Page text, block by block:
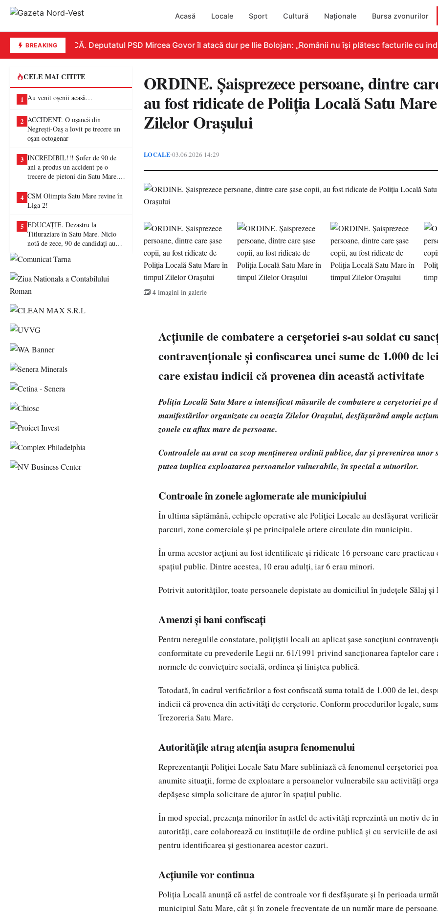
Acasă Locale Sport Cultură Naționale Bursa zvonurilor
BREAKINGREPLICĂ. Deputatul PSD Mircea Govor îl atacă dur pe Ilie Bolojan: „Românii nu își plătesc facturile cu
CELE MAI CITITE
1 Au venit oșenii acasă…
2 ACCIDENT. O oșancă din
Negrești-Oaș a lovit pe trecere un
oșan octogenar
3 INCREDIBIL!!! Șofer de 90 de
ani a produs un accident pe o
trecere de pietoni din Satu Mare. O
4 CSM Olimpia Satu Mare revine în
Liga 2!
5 EDUCAȚIE. Dezastru la
Titluraziare în Satu Mare. Nicio
notă de zece, 90 de candidați au
ORDINE. Șaisprezece persoane, dintre
au fost ridicate de Poliția Locală Satu
Zilelor Orașului
LOCALE•03.06.2026 14:29
4 imagini in galerie
Acțiunile de combatere a cerșetoriei s-au soldat cu
contravenționale și confiscarea unei sume de 1.000 de
care existau indicii că provenea din această activitate
Poliția Locală Satu Mare a intensificat măsurile de combatere a cerșetoriei pe
manifestărilor organizate cu ocazia Zilelor Orașului, desfășurând ample
zonele cu aflux mare de persoane.
Controalele au avut ca scop menținerea ordinii publice, dar și prevenirea
putea implica exploatarea persoanelor vulnerabile, în special a minorilor.
Controale în zonele aglomerate ale municipiului
În ultima săptămână, echipele operative ale Poliției Locale au desfășurat
parcuri, zone comerciale și pe principalele artere circulate din municipiu.
În urma acestor acțiuni au fost identificate și ridicate 16 persoane care practicau
spațiul public. Dintre acestea, 10 erau adulți, iar 6 erau minori.
Potrivit autorităților, toate persoanele depistate au domiciliul în județele Sălaj și
Amenzi și bani confiscați
Pentru neregulile constatate, polițiștii locali au aplicat șase sancțiuni
conformitate cu prevederile Legii nr. 61/1991 privind sancționarea faptelor care
normele de conviețuire socială, ordinea și liniștea publică.
Totodată, în cadrul verificărilor a fost confiscată suma totală de 1.000 de lei,
indicii că provenea din activități de cerșetorie. Conform procedurilor legale,
Trezoreria Satu Mare.
Autoritățile atrag atenția asupra fenomenului
Reprezentanții Poliției Locale Satu Mare subliniază că fenomenul cerșetoriei
anumite situații, forme de exploatare a persoanelor vulnerabile sau activități
depășesc simpla solicitare de ajutor în spațiul public.
În mod special, prezența minorilor în astfel de activități reprezintă un motiv de
autorități, care colaborează cu instituțiile de ordine publică și cu serviciile de
pentru identificarea și gestionarea acestor cazuri.
Acțiunile vor continua
Poliția Locală anunță că astfel de controale vor fi desfășurate și în perioada
municipiul Satu Mare, cât și în zonele frecventate de un număr mare de persoane.